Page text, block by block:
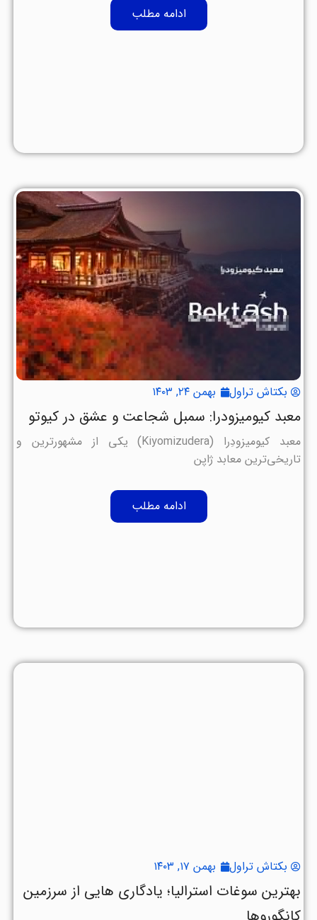
ادامه مطلب
بکتاش تراول بهمن ۲۴, ۱۴۰۳
معبد کیومیزودرا: سمبل شجاعت و عشق در کیوتو
معبد کیومیزودِرا (Kiyomizudera) یکی از مشهورترین و
تاریخی‌ترین معابد ژاپن
ادامه مطلب
بکتاش تراول بهمن ۱۷, ۱۴۰۳
بهترین سوغات استرالیا؛ یادگاری هایی از سرزمین